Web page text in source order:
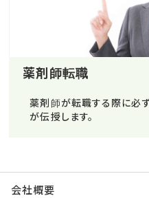
薬剤師転職
薬剤師が転職する際に必ず
が伝授します。
会社概要